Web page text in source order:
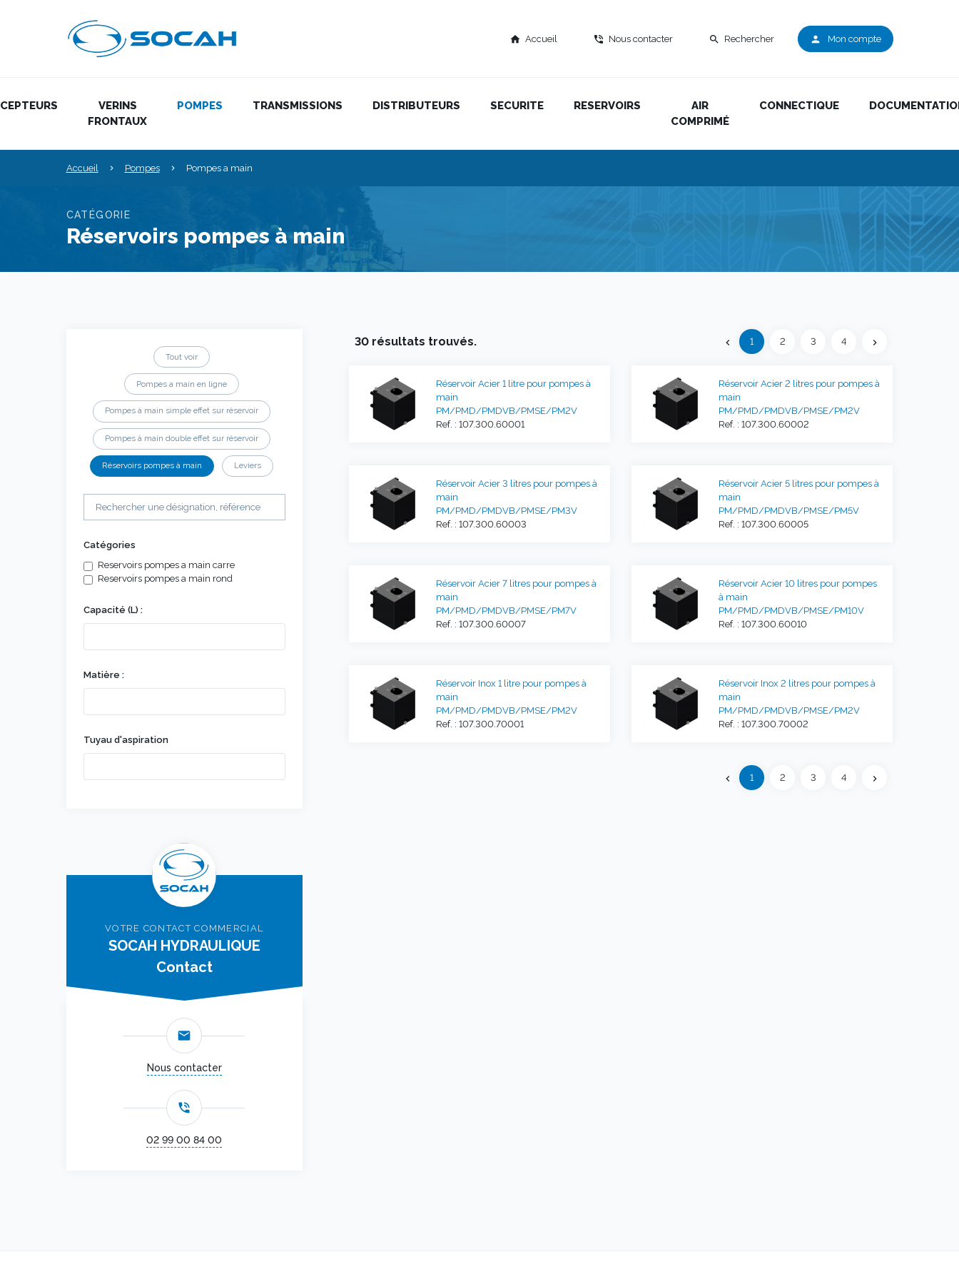
home Accueil phone_in_talk Nous contacter search Rechercher person Mon compte
VERINS
FRONTAUX
POMPES TRANSMISSIONS DISTRIBUTEURS SECURITE RESERVOIRS
AIR
COMPRIMÉ
CONNECTIQUE
Accueil Pompes Pompes a main
CATÉGORIE
Réservoirs pompes à main
Tout voir
Pompes a main en ligne
Pompes à main simple effet sur réservoir
Pompes à main double effet sur réservoir
Réservoirs pompes à main Leviers
Catégories
Reservoirs pompes a main carre
Reservoirs pompes a main rond
Capacité (L) :
Matière :
Tuyau d'aspiration
VOTRE CONTACT COMMERCIAL
SOCAH HYDRAULIQUE
Contact
email
Nous contacter
phone_in_talk
02 99 00 84 00
30 résultats trouvés. chevron_left Précédent
1 2 3 4 chevron_right
Suivant
Réservoir Acier 1 litre pour pompes à
main
PM/PMD/PMDVB/PMSE/PM2V
Ref. : 107.300.60001
Réservoir Acier 2 litres pour pompes à
main
PM/PMD/PMDVB/PMSE/PM2V
Ref. : 107.300.60002
Réservoir Acier 3 litres pour pompes à
main
PM/PMD/PMDVB/PMSE/PM3V
Ref. : 107.300.60003
Réservoir Acier 5 litres pour pompes à
main
PM/PMD/PMDVB/PMSE/PM5V
Ref. : 107.300.60005
Réservoir Acier 7 litres pour pompes à
main
PM/PMD/PMDVB/PMSE/PM7V
Ref. : 107.300.60007
Réservoir Acier 10 litres pour pompes
à main
PM/PMD/PMDVB/PMSE/PM10V
Ref. : 107.300.60010
Réservoir Inox 1 litre pour pompes à
main
PM/PMD/PMDVB/PMSE/PM2V
Ref. : 107.300.70001
Réservoir Inox 2 litres pour pompes à
main
PM/PMD/PMDVB/PMSE/PM2V
Ref. : 107.300.70002
chevron_left Précédent
1 2 3 4 chevron_right
Suivant